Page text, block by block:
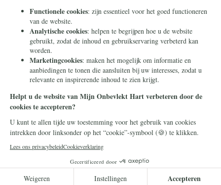
Mijn Onbevlekt Hart zal triomferen is een project van Stichting
Civitas Christiana - een stichting zonder winstoogmerk die in
2014 in Heilig Landstichting werd opgericht. Door te doneren
gebruiken voor dit project of een ander project in
overeenstemming met onze statutaire doelen.
© 2026 Stichting Civitas Christiana
Cookieverklaring
Privacy